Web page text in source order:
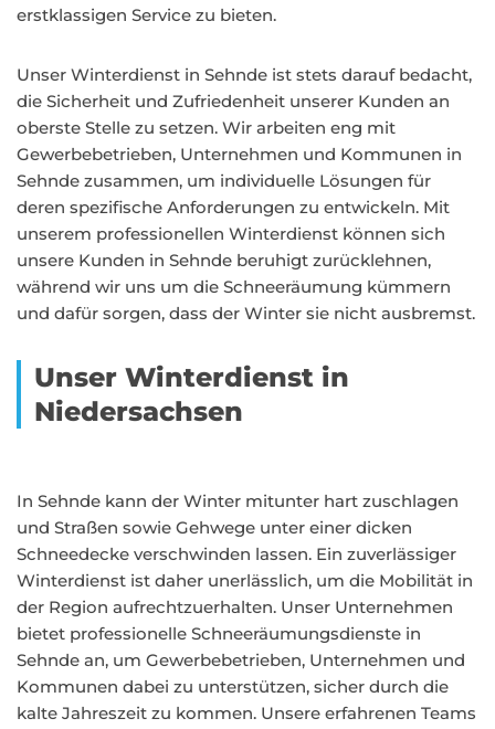
erstklassigen Service zu bieten.
Unser Winterdienst in Sehnde ist stets darauf bedacht,
die Sicherheit und Zufriedenheit unserer Kunden an
oberste Stelle zu setzen. Wir arbeiten eng mit
Gewerbebetrieben, Unternehmen und Kommunen in
Sehnde zusammen, um individuelle Lösungen für
deren spezifische Anforderungen zu entwickeln. Mit
unserem professionellen Winterdienst können sich
unsere Kunden in Sehnde beruhigt zurücklehnen,
während wir uns um die Schneeräumung kümmern
und dafür sorgen, dass der Winter sie nicht ausbremst.
Unser Winterdienst in
Niedersachsen
In Sehnde kann der Winter mitunter hart zuschlagen
und Straßen sowie Gehwege unter einer dicken
Schneedecke verschwinden lassen. Ein zuverlässiger
Winterdienst ist daher unerlässlich, um die Mobilität in
der Region aufrechtzuerhalten. Unser Unternehmen
bietet professionelle Schneeräumungsdienste in
Sehnde an, um Gewerbebetrieben, Unternehmen und
Kommunen dabei zu unterstützen, sicher durch die
kalte Jahreszeit zu kommen. Unsere erfahrenen Teams